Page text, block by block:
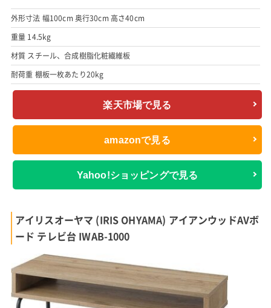
外形寸法 幅100cm 奥行30cm 高さ40cm
重量 14.5kg
材質 スチール、合成樹脂化粧繊維板
耐荷重 棚板一枚あたり20kg
楽天市場で見る
amazonで見る
Yahoo!ショッピングで見る
アイリスオーヤマ (IRIS OHYAMA) アイアンウッドAVボ
ード テレビ台 IWAB-1000